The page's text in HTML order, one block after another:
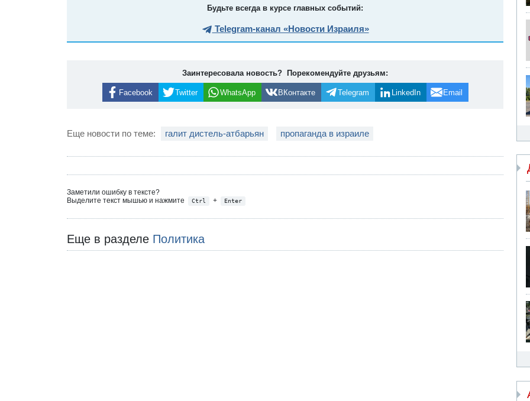
Будьте всегда в курсе главных событий:
Telegram-канал «Новости Израиля»
Заинтересовала новость? Порекомендуйте друзьям:
Facebook Twitter WhatsApp ВКонтакте Telegram LinkedIn Email
Еще новости по теме: галит дистель-атбарьян пропаганда в израиле
Заметили ошибку в тексте?
Выделите текст мышью и нажмите
Ctrl + Enter
Еще в разделе Политика